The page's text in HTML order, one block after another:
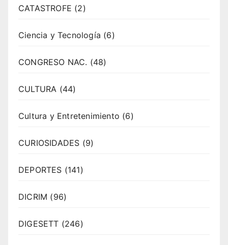
CATASTROFE (2)
Ciencia y Tecnología (6)
CONGRESO NAC. (48)
CULTURA (44)
Cultura y Entretenimiento (6)
CURIOSIDADES (9)
DEPORTES (141)
DICRIM (96)
DIGESETT (246)